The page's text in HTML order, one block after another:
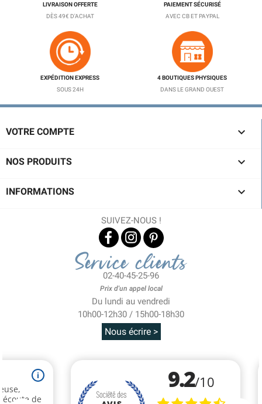
LIVRAISON OFFERTE
DÈS 49€ D'ACHAT
PAIEMENT SÉCURISÉ
AVEC CB ET PAYPAL
EXPÉDITION EXPRESS
SOUS 24H
4 BOUTIQUES PHYSIQUES
DANS LE GRAND OUEST
VOTRE COMPTE 
NOS PRODUITS 
INFORMATIONS 
SUIVEZ-NOUS !
Service clients
02-40-45-25-96
Prix d'un appel local
Du lundi au vendredi
10h00-12h30 / 15h00-18h30
Nous écrire >